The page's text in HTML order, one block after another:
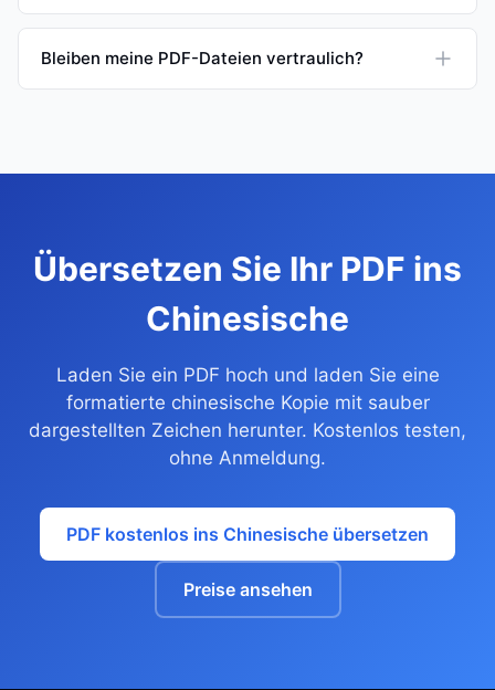
Bleiben meine PDF-Dateien vertraulich?
Übersetzen Sie Ihr PDF ins
Chinesische
Laden Sie ein PDF hoch und laden Sie eine
formatierte chinesische Kopie mit sauber
dargestellten Zeichen herunter. Kostenlos testen,
ohne Anmeldung.
PDF kostenlos ins Chinesische übersetzen
Preise ansehen